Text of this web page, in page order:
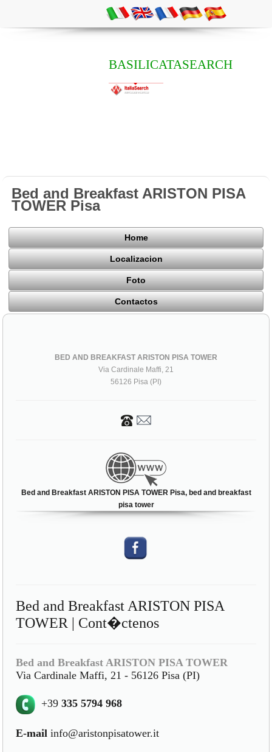
BASILICATASEARCH
Bed and Breakfast ARISTON PISA
TOWER Pisa
Home
Localizacion
Foto
Contactos
BED AND BREAKFAST ARISTON PISA TOWER
Via Cardinale Maffi, 21
56126 Pisa (PI)
Bed and Breakfast ARISTON PISA TOWER Pisa, bed and breakfast
pisa tower
Bed and Breakfast ARISTON PISA
TOWER | Cont�ctenos
Bed and Breakfast ARISTON PISA TOWER
Via Cardinale Maffi, 21 - 56126 Pisa (PI)
+39335 5794 968
E-mail info@aristonpisatower.it